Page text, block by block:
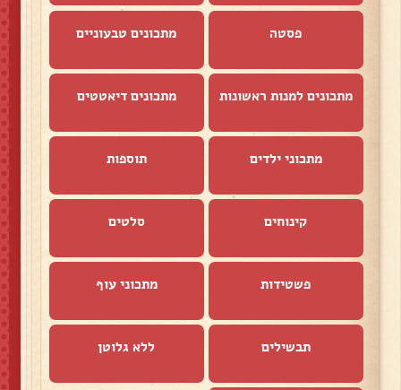
פסטה מתכונים טבעוניים
מתכונים למנות ראשונות מתכונים דיאטטים
מתכוני ילדים תוספות
קינוחים סלטים
פשטידות מתכוני עוף
תבשילים ללא גלוטן